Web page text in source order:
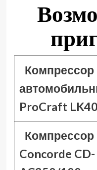
Компрессор
ProCraft
Компрессор
Concorde CD-